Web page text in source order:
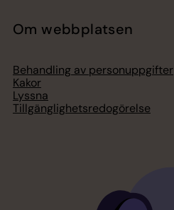
Om webbplatsen
Behandling av personuppgifter
Kakor
Lyssna
Tillgänglighetsredogörelse